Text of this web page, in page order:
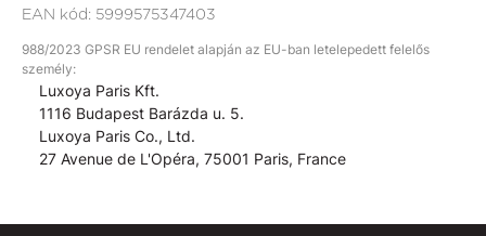
EAN kód: 5999575347403
988/2023 GPSR EU rendelet alapján az EU-ban letelepedett felelős
személy:
Luxoya Paris Kft.
1116 Budapest Barázda u. 5.
Luxoya Paris Co., Ltd.
27 Avenue de L'Opéra, 75001 Paris, France